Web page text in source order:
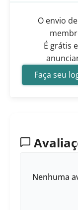
O envio
É grátis
Faça seu
Nenhuma